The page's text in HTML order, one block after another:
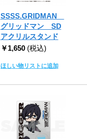
SSSS.GRIDMAN
グリッドマン SD
アクリルスタンド
￥1,650 (税込)
ほしい物リストに追加